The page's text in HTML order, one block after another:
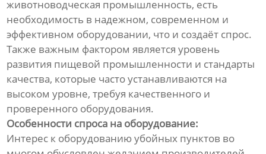
животноводческая промышленность, есть
необходимость в надежном, современном и
эффективном оборудовании, что и создаёт спрос.
Также важным фактором является уровень
развития пищевой промышленности и стандарты
качества, которые часто устанавливаются на
высоком уровне, требуя качественного и
проверенного оборудования.
Особенности спроса на оборудование:
Интерес к оборудованию убойных пунктов во